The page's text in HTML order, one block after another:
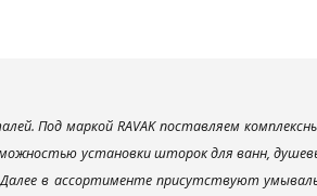
Под маркой RAVAK поставляем
установки шторок для ванн,
в ассортименте присутствуют